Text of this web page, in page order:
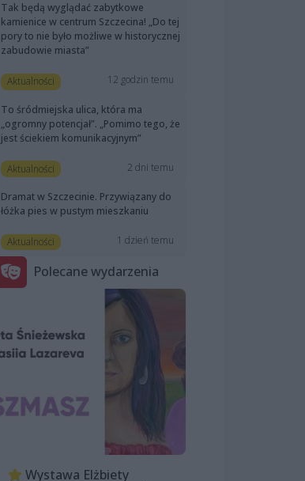
Tak będą wyglądać zabytkowe
kamienice w centrum Szczecina! „Do tej
pory to nie było możliwe w historycznej
zabudowie miasta”
Aktualności 12 godzin temu
To śródmiejska ulica, która ma
„ogromny potencjał”. „Pomimo tego, że
jest ściekiem komunikacyjnym”
Aktualności 2 dni temu
Dramat w Szczecinie. Przywiązany do
łóżka pies w pustym mieszkaniu
Aktualności 1 dzień temu
Polecane wydarzenia
Wystawa Elżbiety